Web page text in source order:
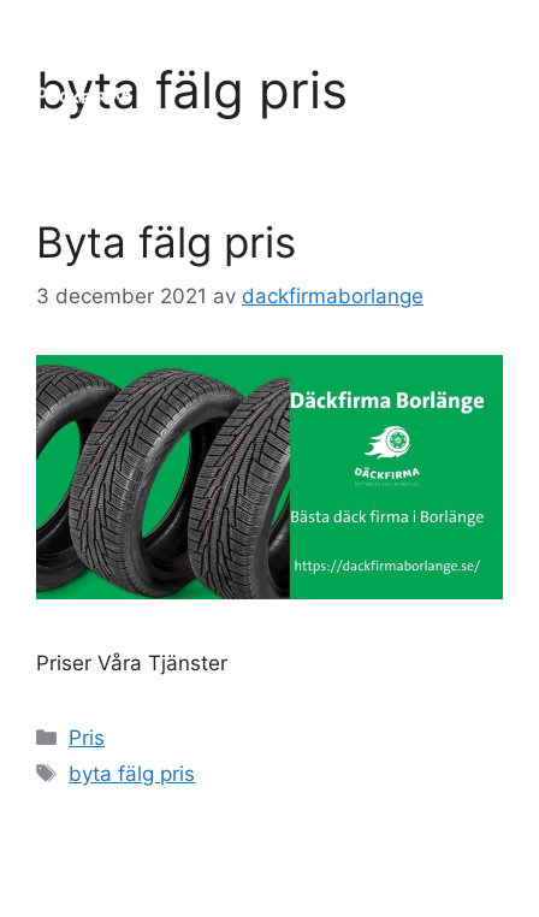
innehållbyta fälg pris
Byta fälg pris
3 december 2021 av dackfirmaborlange
Priser Våra Tjänster
Kategorier
Pris
Etiketter
byta fälg pris